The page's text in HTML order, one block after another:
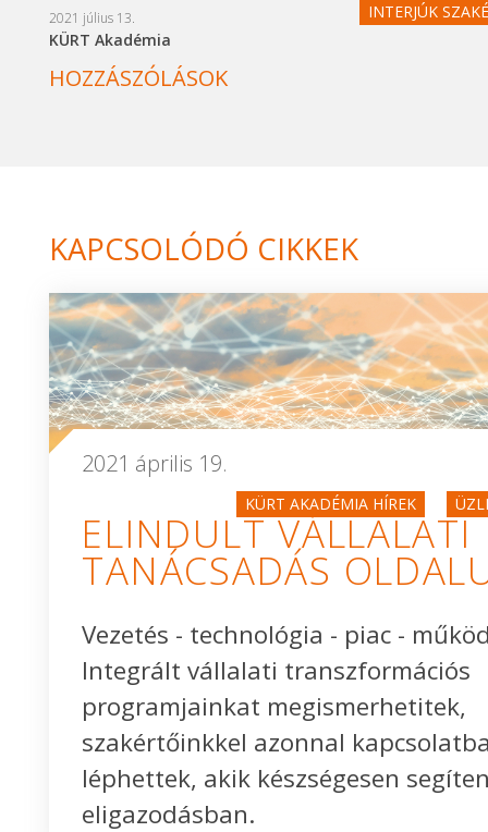
2021 július 13.
KÜRT Akadémia
INTERJÚK
HOZZÁSZÓLÁSOK
KAPCSOLÓDÓ CIKKEK
KÜRT AKADÉMIA HÍREK
2021 április 19.
ELINDULT VÁLLALATI
TANÁCSADÁS
Vezetés - technológia - piac -
Integrált vállalati transzformációs
programjainkat megismerhetitek,
szakértőinkkel azonnal
léphettek, akik készségesen
eligazodásban.